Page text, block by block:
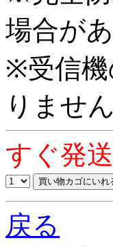
場合が
※受信機
りませ
すぐ発
戻る